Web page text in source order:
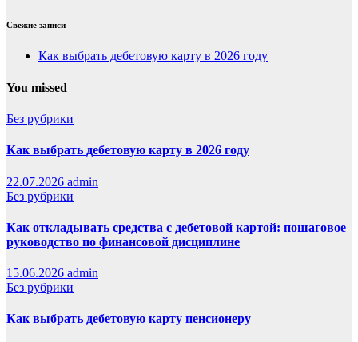
Свежие записи
Как выбрать дебетовую карту в 2026 году
You missed
Без рубрики
Как выбрать дебетовую карту в 2026 году
22.07.2026 admin
Без рубрики
Как откладывать средства с дебетовой картой: пошаговое
руководство по финансовой дисциплине
15.06.2026 admin
Без рубрики
Как выбрать дебетовую карту пенсионеру